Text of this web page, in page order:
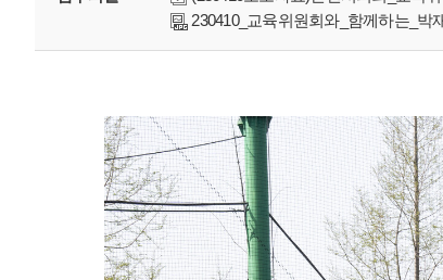
230410_교육위원회와_함께하는_박